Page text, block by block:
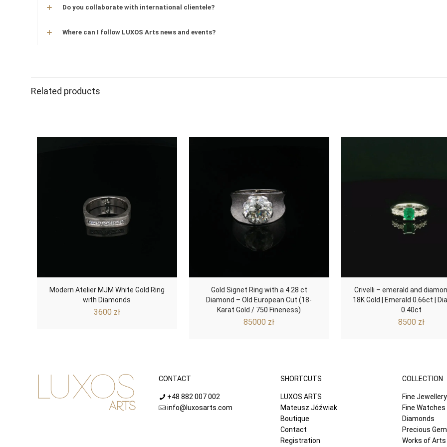
Do you collaborate with international clientele?
Where can I follow LUXOS Arts news and events?
Related products
Modern Atelier MJM White Gold Ring
with Diamonds
3600 zł
Gold Signet Ring with a 4.28 ct
Diamond – Old European Cut (18-
Karat Gold / 750 Fineness)
85000 zł
Crivelli – emerald and
18K Gold | Emerald 0.66ct |
0.40ct
8500 zł
CONTACT
+48 882 007 002
info@luxosarts.com
SHORTCUTS
LUXOS ARTS
Mateusz Jóźwiak
Boutique
Contact
Registration
COLLECTION
Fine Jewellery
Fine Watches
Diamonds
Precious
Works of Arts